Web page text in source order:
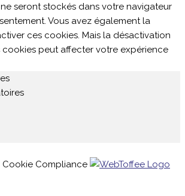
seront stockés dans votre navigateur
Vous avez également la
ces cookies. Mais la désactivation
cookies peut affecter votre expérience
Cookie Compliance